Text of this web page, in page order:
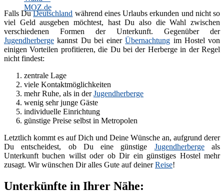
Falls DuDeutschland während eines Urlaubs erkunden und nicht so
viel Geld ausgeben möchtest, hast Du also die Wahl zwischen
verschiedenen Formen der Unterkunft. Gegenüber der
Jugendherberge kannst Du bei einerÜbernachtung im Hostel von
einigen Vorteilen profitieren, die Du bei der Herberge in der Regel
nicht findest:
zentrale Lage
viele Kontaktmöglichkeiten
mehr Ruhe, als in derJugendherberge
wenig sehr junge Gäste
individuelle Einrichtung
günstige Preise selbst in Metropolen
Letztlich kommt es auf Dich und Deine Wünsche an, aufgrund derer
Du entscheidest, ob Du eine günstige Jugendherbergeals
Unterkunft buchen willst oder ob Dir ein günstiges Hostel mehr
zusagt. Wir wünschen Dir alles Gute auf deinerReise!
Unterkünfte in Ihrer Nähe: